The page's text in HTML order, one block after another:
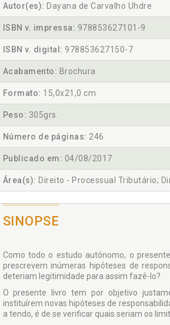
Autor(es): Dayana de Carvalho Uhdre
ISBN v. impressa: 978853627101-9
ISBN v. digital: 978853627150-7
Acabamento: Brochura
Formato: 15,0x21,0 cm
Peso: 305grs.
Número de páginas: 246
Publicado em: 04/08/2017
Área(s): Direito - Processual Tributário;
SINOPSE
Como todo o estudo autônomo, o
prescrevem inúmeras hipóteses de
deteriam legitimidade para assim fazê-lo?
O presente livro tem por objetivo
instituírem novas hipóteses de
a tendo, é de se verificar quais seriam os